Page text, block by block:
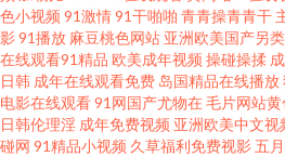
色小视频 91激情91干啪啪 青青操青青干
影91播放 麻豆桃色网站 亚洲欧美国产另类
在线观看91精品 欧美成年视频 操碰操揉
日韩 成年在线观看免费 岛国精品在线播放
电影在线观看91网国产尤物在毛片网站黄
日韩伦理淫 成年免费视频 亚洲欧美中文视
碰网 91精品小视频 久草福利免费视影 五